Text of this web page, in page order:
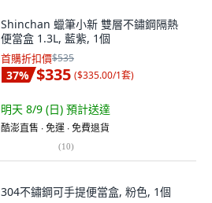
Shinchan 蠟筆小新 雙層不鏽鋼隔熱
便當盒 1.3L, 藍紫, 1個
首購折扣價$535
37% $335 ($335.00/1套)
明天 8/9 (日) 預計送達
酷澎直售 ∙ 免運 ∙ 免費退貨
(10)
304不鏽鋼可手提便當盒, 粉色, 1個